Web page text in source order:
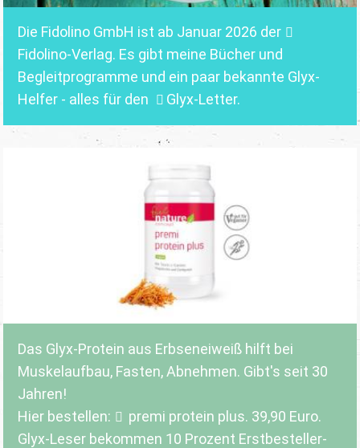
Die Fidolino GmbH ist ab Januar 2026 der
Fidolino-Verlag. Es gibt meine Bücher und
Begleitprogramme und ein paar bekannte Glyx-
Helfer - alles für den
Glyx-Letter.
Das Glyx-Protein aus Erbseneiweiß hilft bei
Muskelaufbau, Fasten, Abnehmen. Gibt's seit 30
Jahren!
Hier bestellen:
premi protein plus. 39,90 Euro.
Glyx-Leser bekommen 10 Prozent Erstbesteller-